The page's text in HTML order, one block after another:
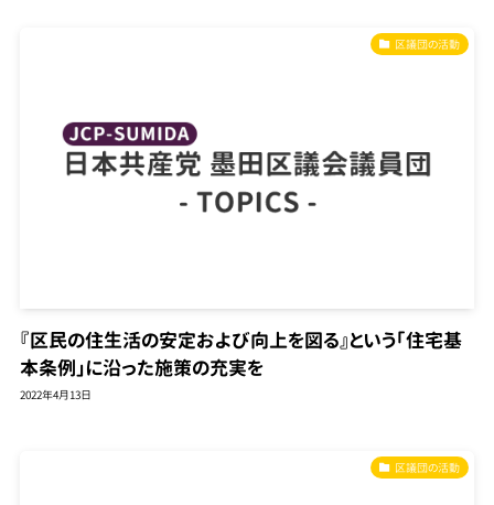
区議団の活動
『区民の住生活の安定および向上を図る』という「住宅基
本条例」に沿った施策の充実を
2022年4月13日
区議団の活動